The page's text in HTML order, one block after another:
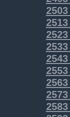
2503
2513
2523
2533
2543
2553
2563
2573
2583